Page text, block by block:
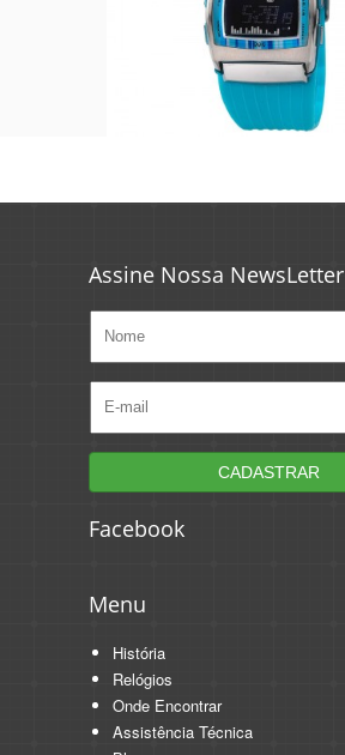
Assine Nossa NewsLetter
Facebook
Menu
História
Relógios
Onde Encontrar
Assistência Técnica